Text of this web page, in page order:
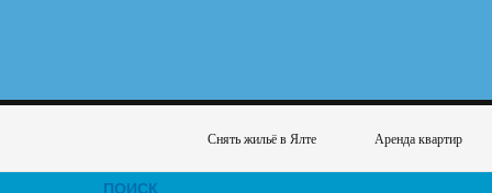
Снять жильё в Ялте Аренда квартир
ПОИСК